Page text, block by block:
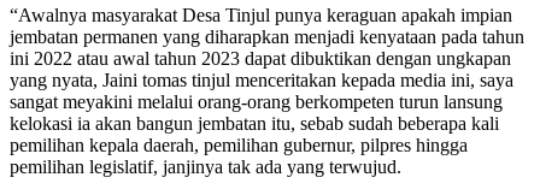
“Awalnya masyarakat Desa Tinjul punya keraguan apakah impian
jembatan permanen yang diharapkan menjadi kenyataan pada tahun
ini 2022 atau awal tahun 2023 dapat dibuktikan dengan ungkapan
yang nyata, Jaini tomas tinjul menceritakan kepada media ini, saya
sangat meyakini melalui orang-orang berkompeten turun lansung
kelokasi ia akan bangun jembatan itu, sebab sudah beberapa kali
pemilihan kepala daerah, pemilihan gubernur, pilpres hingga
pemilihan legislatif, janjinya tak ada yang terwujud.